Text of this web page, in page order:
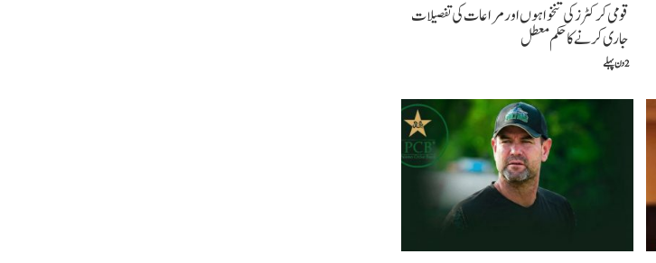
قومی کرکٹرز کی تنخواہوں اور مراعات کی تفصیلات
جاری کرنے کا حکم معطل
2 دن پہلے